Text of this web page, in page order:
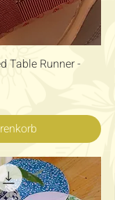
Table Runner -